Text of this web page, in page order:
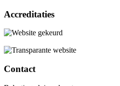
Accreditaties
Contact